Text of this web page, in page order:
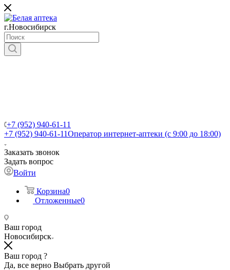
г.Новосибирск
+7 (952) 940-61-11
+7 (952) 940-61-11Оператор интернет-аптеки (с 9:00 до 18:00)
Заказать звонок
Задать вопрос
Войти
Корзина0
Отложенные0
Ваш город
Новосибирск
Ваш город ?
Да, все верно Выбрать другой